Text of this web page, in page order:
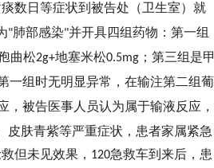
数日等症状到被告处（卫生室）就
"肺部感染"并开具四组药物：第一组
曲松2g+地塞米松0.5mg ；第三组是甲
一组时无明显异常，在输注第二组葡
，被告医事人员认为属于输液反应，
皮肤青紫等严重症状，患者家属紧急
但未见效果， 120急救车到来后，患